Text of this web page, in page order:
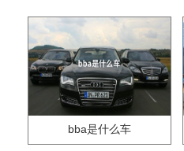
bba是什么车